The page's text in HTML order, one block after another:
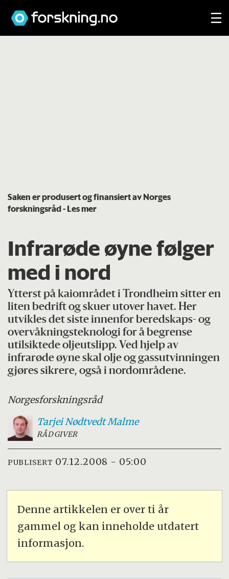
Saken er produsert og finansiert av Norges
forskningsråd- Les mer
Infrarøde øyne følger
med i nord
Ytterst på kaiområdet i Trondheim sitter en
liten bedrift og skuer utover havet. Her
utvikles det siste innenfor beredskaps- og
overvåkningsteknologi for å begrense
utilsiktede oljeutslipp. Ved hjelp av
infrarøde øyne skal olje og gassutvinningen
gjøres sikrere, også i nordområdene.
Norgesforskningsråd
TarjeiNødtvedt Malme
RÅDGIVER
PUBLISERT 07.12.2008 - 05:00
Denne artikkelen er over ti år
gammel og kan inneholde utdatert
informasjon.